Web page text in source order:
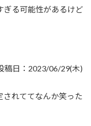
ぎる可能性があるけど
稿日：2023/06/29(木)
されててなんか笑った